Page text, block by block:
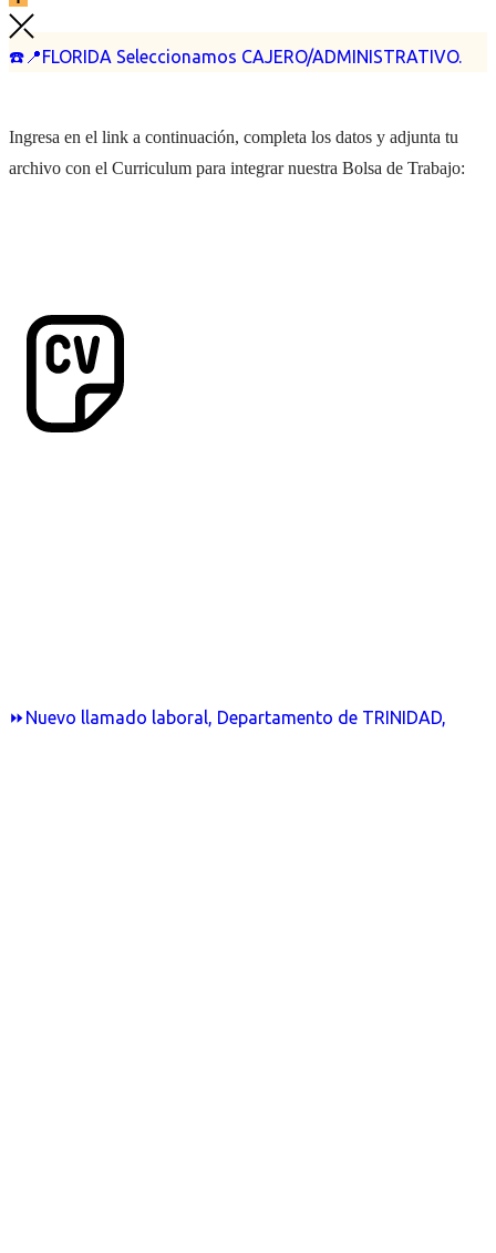
☎️📍FLORIDA Seleccionamos CAJERO/ADMINISTRATIVO.
⏩Nuevo llamado laboral, Departamento de TRINIDAD,
Ingresa en el link a continuación, completa los datos y adjunta tu
archivo con el Curriculum para integrar nuestra Bolsa de Trabajo: